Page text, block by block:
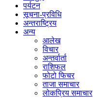
पर्यटन
सूचना-प्रविधि
अन्तराष्ट्रिय
अन्य
आलेख
विचार
अन्तर्वार्ता
राशिफल
फोटो फिचर
ताजा समाचार
लोकप्रिय समाचार